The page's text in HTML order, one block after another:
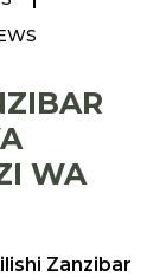
WA
Zanzibar